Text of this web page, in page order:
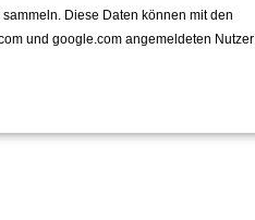
Diese Daten können mit den
und google.com angemeldeten Nutzer